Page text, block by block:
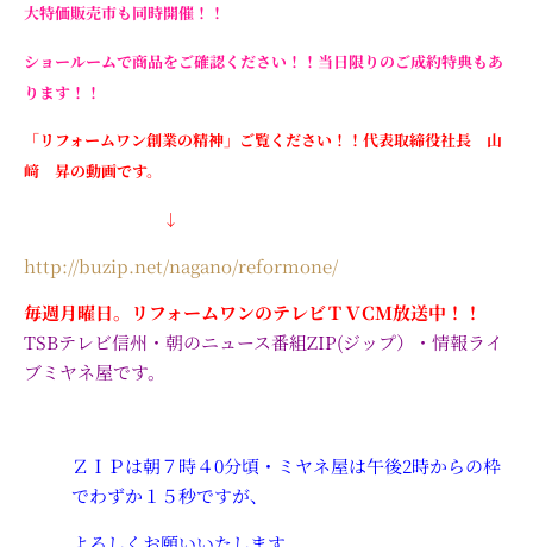
大特価販売市も同時開催！！
ショールームで商品をご確認ください！！当日限りのご成約特典もあ
ります！！
「リフォームワン創業の精神」ご覧ください！！代表取締役社長 山
﨑 昇の動画です。
↓
http://buzip.net/nagano/reformone/
毎週月曜日。リフォームワンのテレビＴＶCM放送中！！
TSBテレビ信州・朝のニュース番組ZIP(ジップ）・情報ライ
ブミヤネ屋です。
ＺＩＰは朝７時４0分頃・ミヤネ屋は午後2時からの枠
でわずか１５秒ですが、